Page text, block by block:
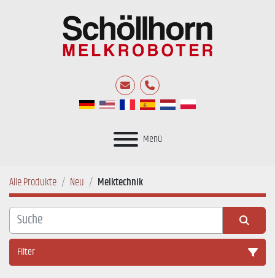
E-Mail Telefon
Menü
Alle Produkte Neu Melktechnik
Filter